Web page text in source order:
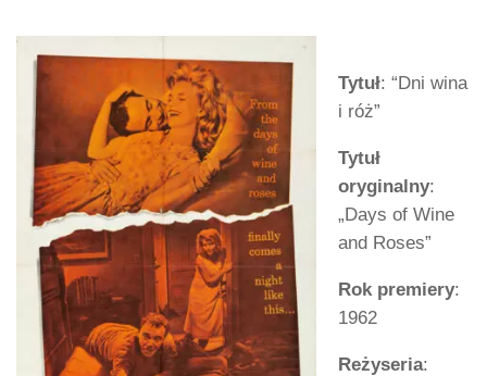
Tytuł: “Dni wina
i róż”
Tytuł
oryginalny:
„Days of Wine
and Roses”
Rok premiery:
1962
Reżyseria: